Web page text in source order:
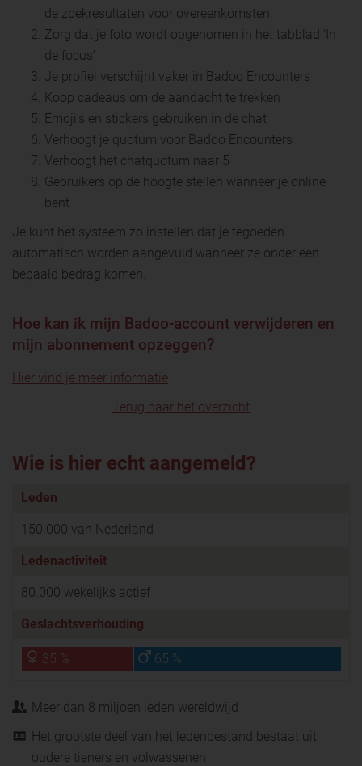
de zoekresultaten voor overeenkomsten
Zorg dat je foto wordt opgenomen in het tabblad ‘In
de focus’
Je profiel verschijnt vaker in Badoo Encounters
Koop cadeaus om de aandacht te trekken
Emoji's en stickers gebruiken in de chat
Verhoogt je quotum voor Badoo Encounters
Verhoogt het chatquotum naar 5
Gebruikers op de hoogte stellen wanneer je online
bent
Je kunt het systeem zo instellen dat je tegoeden
automatisch worden aangevuld wanneer ze onder een
bepaald bedrag komen.
Hoe kan ik mijn Badoo-account verwijderen en
mijn abonnement opzeggen?
Hier vind je meer informatie
Terug naar het overzicht
Wie is hier echt aangemeld?
Leden
150.000 van Nederland
Ledenactiviteit
80.000 wekelijks actief
Geslachtsverhouding
35 % 65 %
Meer dan 8 miljoen leden wereldwijd
Het grootste deel van het ledenbestand bestaat uit
oudere tieners en volwassenen